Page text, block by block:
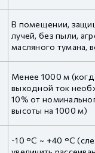
В помещении,
лучей, без пыли,
масляного тумана,
Менее 1000 м
выходной ток
10% от
высоты на 1000 м)
-10 °C ~ +40 °C